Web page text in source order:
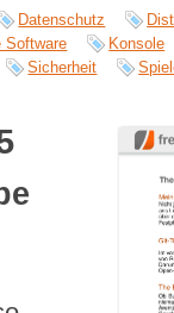
Datenschutz
Software
Konsole
Sicherheit